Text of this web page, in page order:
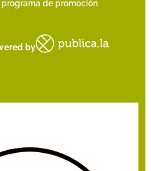
de promoción
by